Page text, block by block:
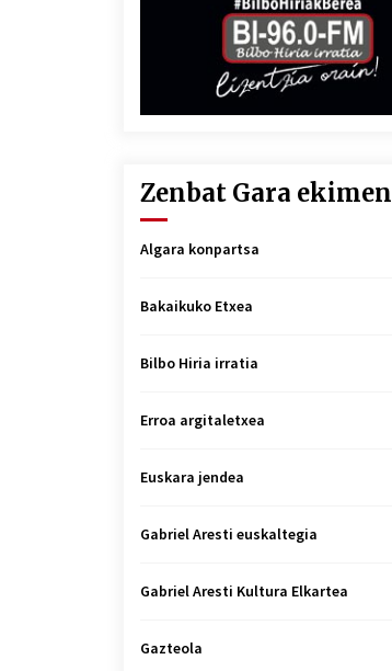
Zenbat Gara
Algara konpartsa
Bakaikuko Etxea
Bilbo Hiria irratia
Erroa argitaletxea
Euskara jendea
Gabriel Aresti euskaltegia
Gabriel Aresti Kultura Elkartea
Gazteola